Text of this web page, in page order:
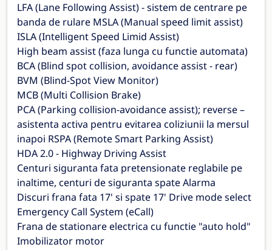
LFA (Lane Following Assist) - sistem de centrare pe
banda de rulare MSLA (Manual speed limit assist)
ISLA (Intelligent Speed Limid Assist)
High beam assist (faza lunga cu functie automata)
BCA (Blind spot collision, avoidance assist - rear)
BVM (Blind-Spot View Monitor)
MCB (Multi Collision Brake)
PCA (Parking collision-avoidance assist); reverse –
asistenta activa pentru evitarea coliziunii la mersul
inapoi RSPA (Remote Smart Parking Assist)
HDA 2.0 - Highway Driving Assist
Centuri siguranta fata pretensionate reglabile pe
inaltime, centuri de siguranta spate Alarma
Discuri frana fata 17' si spate 17' Drive mode select
Emergency Call System (eCall)
Frana de stationare electrica cu functie "auto hold"
Imobilizator motor